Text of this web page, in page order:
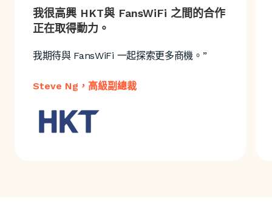
我很高興 HKT與 FansWiFi 之間的合作
正在取得動力。
我期待與 FansWiFi 一起探索更多商機。”
Steve Ng，高級副總裁